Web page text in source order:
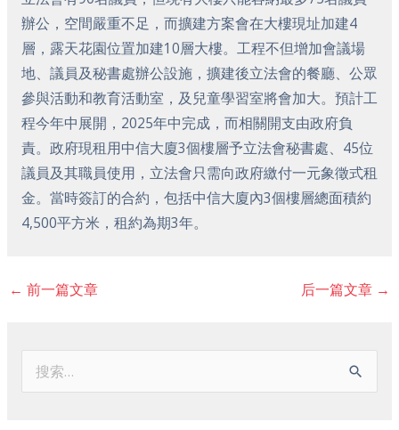
辦公，空間嚴重不足，而擴建方案會在大樓現址加建4
層，露天花園位置加建10層大樓。工程不但增加會議場
地、議員及秘書處辦公設施，擴建後立法會的餐廳、公眾
參與活動和教育活動室，及兒童學習室將會加大。預計工
程今年中展開，2025年中完成，而相關開支由政府負
責。政府現租用中信大廈3個樓層予立法會秘書處、45位
議員及其職員使用，立法會只需向政府繳付一元象徵式租
金。當時簽訂的合約，包括中信大廈內3個樓層總面積約
4,500平方米，租約為期3年。
← 前一篇文章 后一篇文章 →